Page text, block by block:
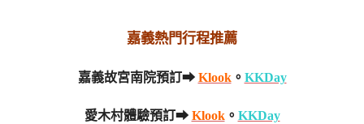
嘉義熱門行程推薦
嘉義故宮南院預訂➡ Klook。 KKDay
愛木村體驗預訂➡ Klook。 KKDay